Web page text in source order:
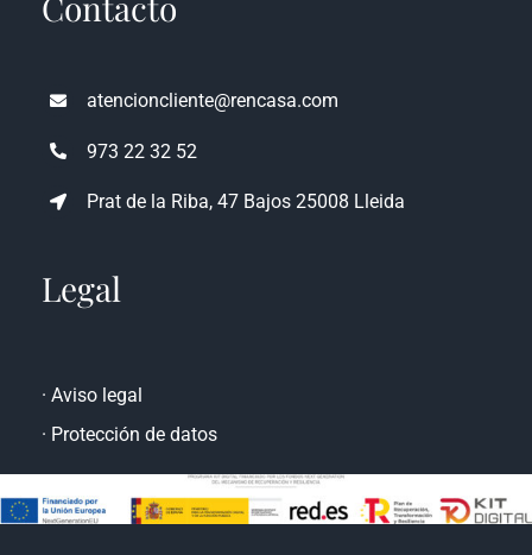
atencioncliente@rencasa.com
973 22 32 52
Prat de la Riba, 47 Bajos 25008 Lleida
Legal
· Aviso legal
· Protección de datos